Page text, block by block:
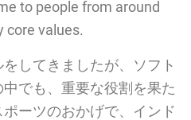
to people from around
core values.
してきましたが、ソフト
でも、重要な役割を果た
ーツのおかげで、インド